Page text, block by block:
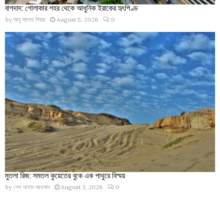
বাগদাদ: গোলাকার শহর থেকে আধুনিক ইরাকের হৃৎপিণ্ড
by আবু সালেহ পিয়ার August 5, 2026 0
মুতলা রিজ: সমতল কুয়েতের বুকে এক পাথুরে বিস্ময়
by শেখ আহাদ আহসান August 3, 2026 0